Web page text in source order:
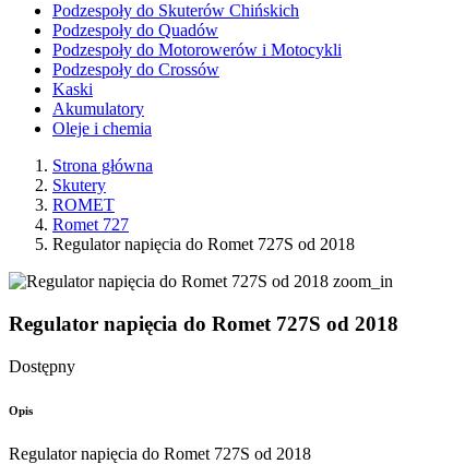
Podzespoły do Skuterów Chińskich
Podzespoły do Quadów
Podzespoły do Motorowerów i Motocykli
Podzespoły do Crossów
Kaski
Akumulatory
Oleje i chemia
Strona główna
Skutery
ROMET
Romet 727
Regulator napięcia do Romet 727S od 2018
zoom_in
Regulator napięcia do Romet 727S od 2018
Dostępny
Opis
Regulator napięcia do Romet 727S od 2018